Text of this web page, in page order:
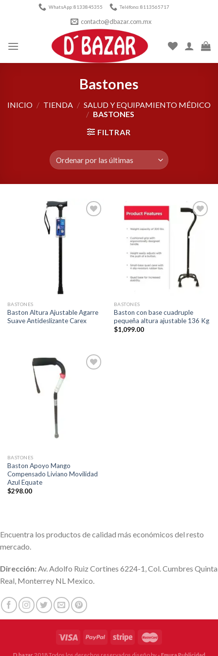
WhatsApp: 8133845355 Teléfono: 8113565717
contacto@dbazar.com.mx
Bastones
INICIO / TIENDA / SALUD Y EQUIPAMIENTO MÉDICO
/ BASTONES
FILTRAR
BASTONES
Baston Altura Ajustable Agarre
Suave Antideslizante Carex
Añadir
a la
lista de
BASTONES
Baston con base cuadruple
pequeña altura ajustable 136 Kg
$1,099.00
BASTONES
Baston Apoyo Mango
Compensado Liviano Movilidad
Azul Equate
$298.00
Encuentra los productos de calidad más económicos del resto
mercado.
Dirección:Av. Adolfo Ruiz Cortines 6224-1, Col. Cumbres Quinta
Real, Monterrey NL Mexico.
D bazar 2018 Todos los derechos reservados diseño by - Emura Publicidad